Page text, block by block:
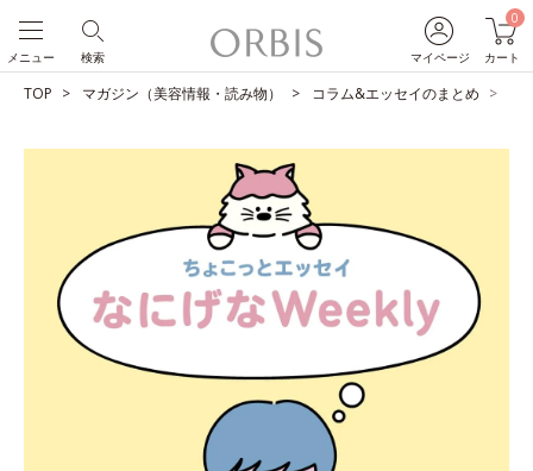
マイページ
0
カート
検索
メニュー
TOP マガジン（美容情報・読み物） コラム&エッセイのまとめ